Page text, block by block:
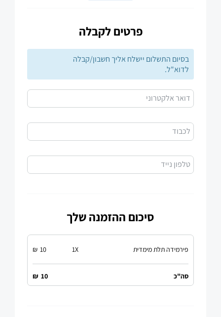
פרטים לקבלה
בסיום התשלום יישלח אליך חשבון/קבלה
לדוא"ל.
דואר אלקטרוני
לכבוד
טלפון נייד
סיכום ההזמנה שלך
פירמידה תלת מימדית X
1
10
₪
סה"כ 10
₪